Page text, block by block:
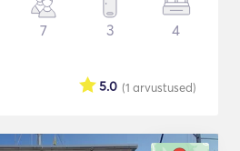
7 3 4
(1 arvustused)
5.0